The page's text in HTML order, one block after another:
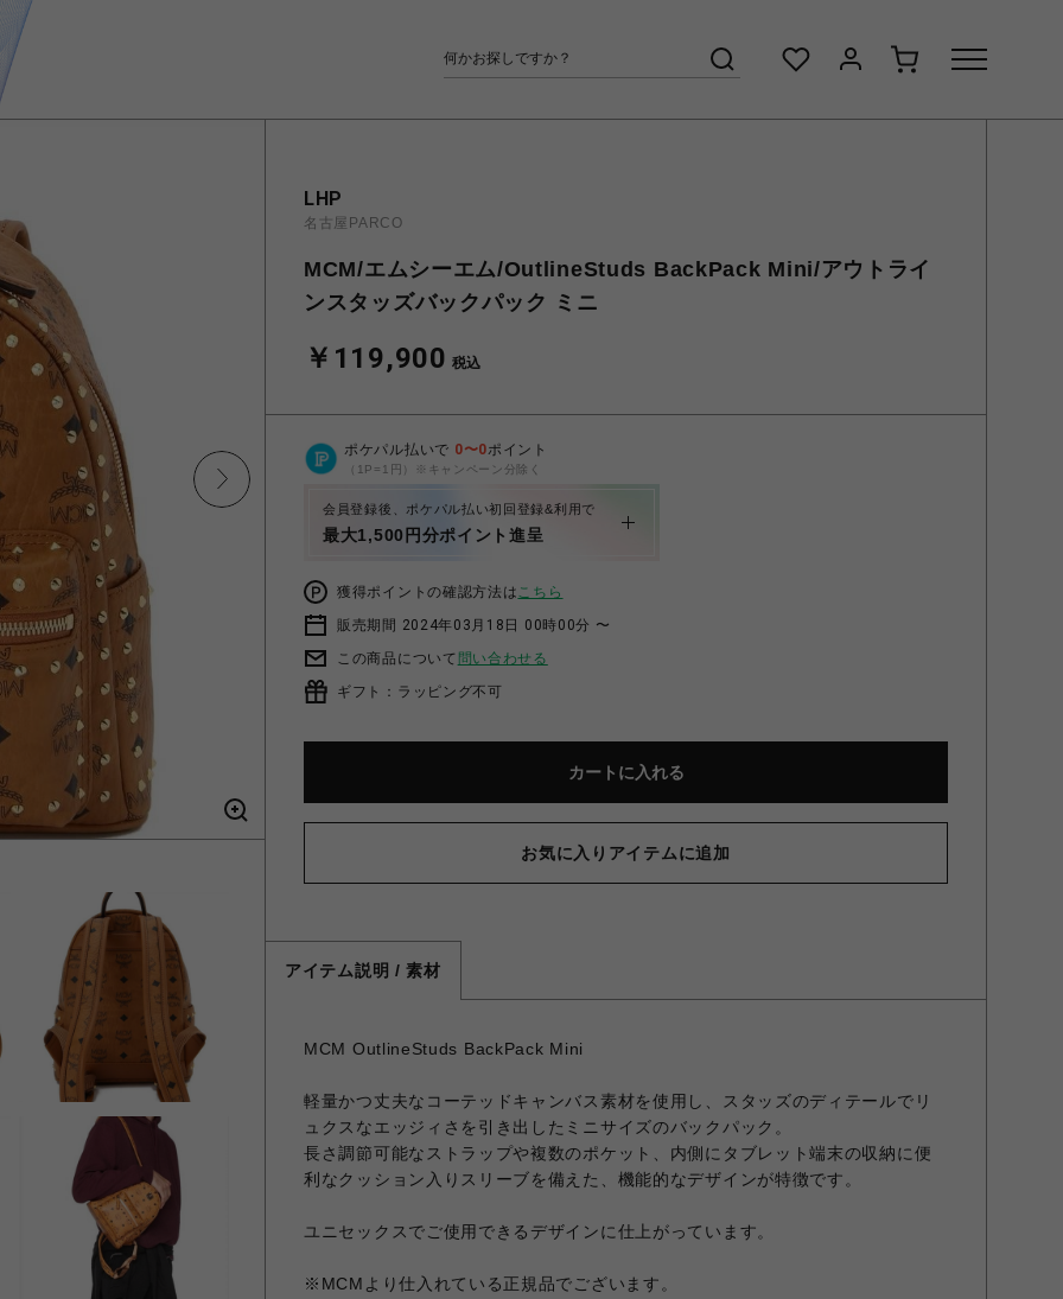
LHP
名古屋PARCO
MCM/エムシーエム/OutlineStuds BackPack Mini/アウトライ
ンスタッズバックパック ミニ
￥119,900 税込
ポケパル払いで 0〜0ポイント
（1P=1円）※キャンペーン分除く
会員登録後、ポケパル払い初回登録&利用で
最大1,500円分ポイント進呈
獲得ポイントの確認方法はこちら
販売期間 2024年03月18日 00時00分 〜
この商品について 問い合わせる
ギフト：ラッピング不可
カートに入れる
お気に入りアイテムに追加
アイテム説明 / 素材
MCM OutlineStuds BackPack Mini
軽量かつ丈夫なコーテッドキャンバス素材を使用し、スタッズのディテールでリ
ュクスなエッジィさを引き出したミニサイズのバックパック。
長さ調節可能なストラップや複数のポケット、内側にタブレット端末の収納に便
利なクッション入りスリーブを備えた、機能的なデザインが特徴です。
ユニセックスでご使用できるデザインに仕上がっています。
※MCMより仕入れている正規品でございます。